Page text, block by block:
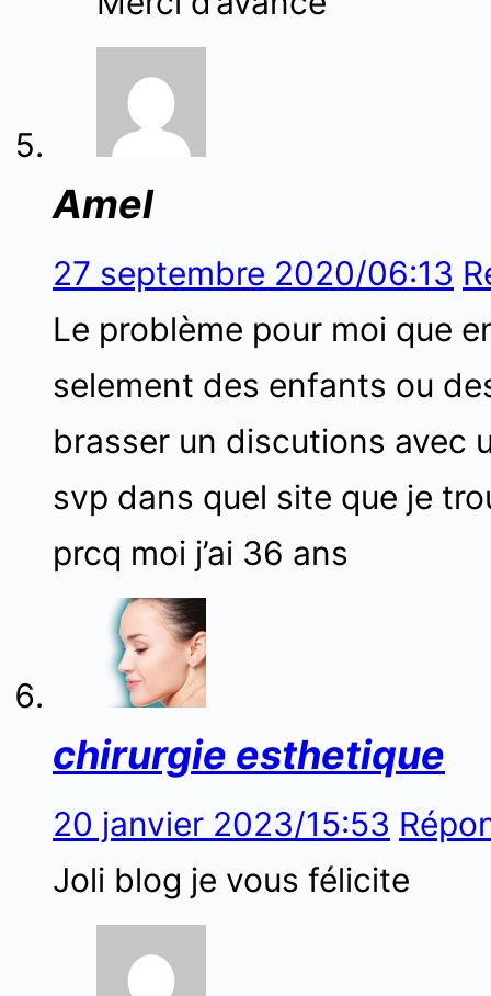
Amel
27 septembre 2020/06:13
Le problème pour moi que
selement des enfants ou
brasser un discutions avec
svp dans quel site que je
prcq moi j’ai 36 ans
chirurgie esthetique
20 janvier 2023/15:53
Joli blog je vous félicite